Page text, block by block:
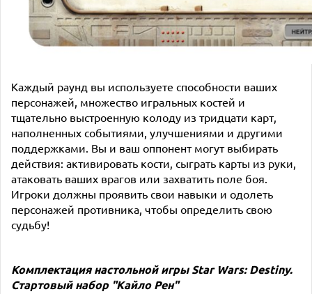
Каждый раунд вы используете способности ваших
персонажей, множество игральных костей и
тщательно выстроенную колоду из тридцати карт,
наполненных событиями, улучшениями и другими
поддержками. Вы и ваш оппонент могут выбирать
действия: активировать кости, сыграть карты из руки,
атаковать ваших врагов или захватить поле боя.
Игроки должны проявить свои навыки и одолеть
персонажей противника, чтобы определить свою
судьбу!
Комплектация настольной игрыStar Wars: Destiny.
Стартовый набор "Кайло Рен"